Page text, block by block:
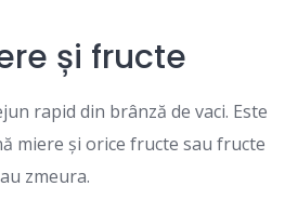
și fructe
rapid din brânză de vaci. Este
miere și orice fructe sau fructe
zmeura.